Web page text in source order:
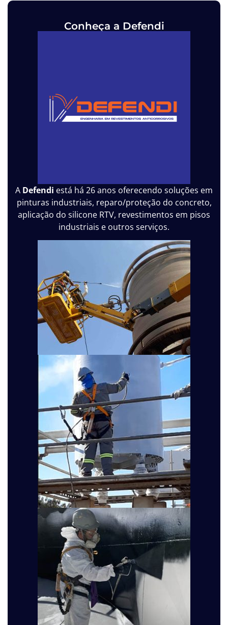
Conheça a Defendi
A Defendi está há 26 anos oferecendo soluções em
pinturas industriais, reparo/proteção do concreto,
aplicação do silicone RTV, revestimentos em pisos
industriais e outros serviços.